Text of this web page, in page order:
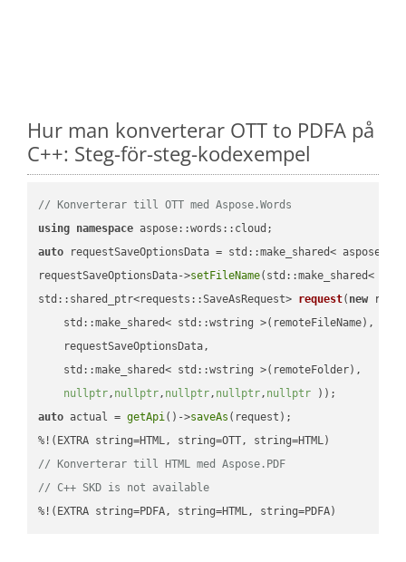
Hur man konverterar OTT to PDFA på
C++: Steg-för-steg-kodexempel
// Konverterar till OTT med Aspose.Words
using namespace
auto requestSaveOptionsData = std::make_shared<
requestSaveOptionsData->setFileName(std::make_shared<
std::shared_ptr<requests::SaveAsRequest> request( new
    std::make_shared< std::wstring >(remoteFileName),
    requestSaveOptionsData,
    std::make_shared< std::wstring >(remoteFolder),
nullptr, nullptr, nullptr, nullptr, nullptr ))
auto actual = getApi()->saveAs (request);
// Konverterar till HTML med Aspose.PDF
// C++ SKD is not available
%!(EXTRA string=PDFA, string=HTML, string=PDFA)